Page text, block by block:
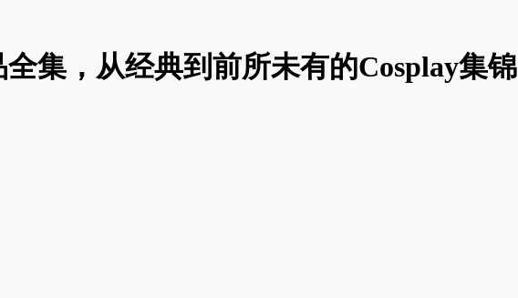
集，从经典到前所未有的Cosplay集锦